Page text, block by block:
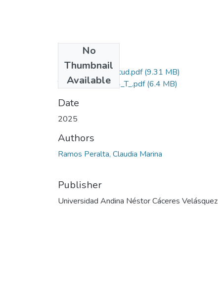
No
Thumbnail
Available
Grado de Similitud.pdf(9.31 MB)
T036_73511074_T_.pdf(6.4 MB)
Date
2025
Authors
Ramos Peralta, Claudia Marina
Publisher
Universidad Andina Néstor Cáceres Velásquez